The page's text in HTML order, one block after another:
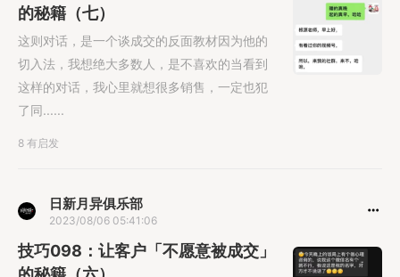
的秘籍（七）
这则对话，是一个谈成交的反面教材因为他的
切入法，我想绝大多数人，是不喜欢的当看到
这样的对话，我心里就想很多销售，一定也犯
了同......
8 有启发
日新月异俱乐部
2023/08/06 05:41:06
技巧098：让客户「不愿意被成交」